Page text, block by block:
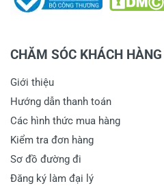
CHĂM SÓC KHÁCH HÀNG
Giới thiệu
Hướng dẫn thanh toán
Các hình thức mua hàng
Kiểm tra đơn hàng
Sơ đồ đường đi
Đăng ký làm đại lý